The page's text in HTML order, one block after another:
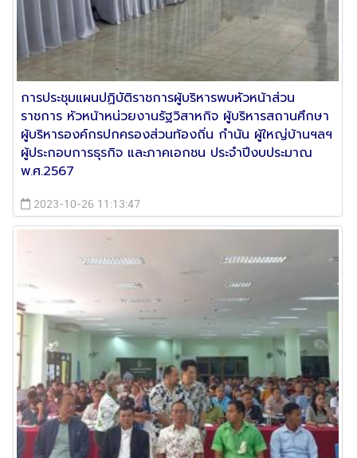
การประชุมแผนปฏิบัติราชการผู้บริหารพบหัวหน้าส่วน
ราชการ หัวหน้าหน่วยงานรัฐวิสาหกิจ ผู้บริหารสถานศึกษา
ผู้บริหารองค์กรปกครองส่วนท้องถิ่น กำนัน ผู้ใหญ่บ้านฯลฯ
ผู้ประกอบการธุรกิจ และภาคเอกชน ประจำปีงบประมาณ
พ.ศ.2567
2023-10-26 11:13:47